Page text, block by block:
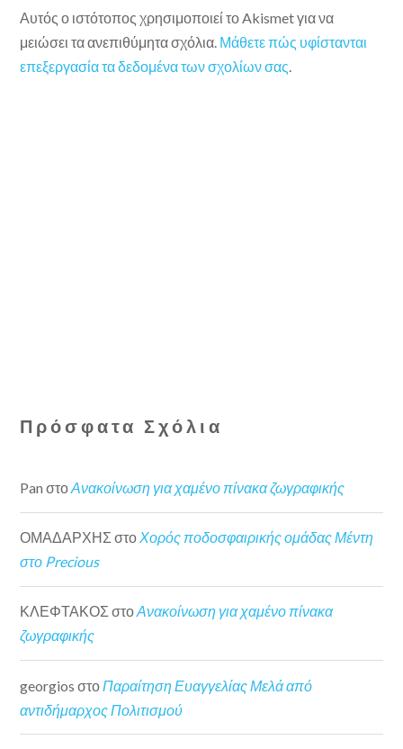
Αυτός ο ιστότοπος χρησιμοποιεί το Akismet για να
μειώσει τα ανεπιθύμητα σχόλια. Μάθετε πώς υφίστανται
επεξεργασία τα δεδομένα των σχολίων σας.
Πρόσφατα Σχόλια
Pan στοΑνακοίνωση για χαμένο πίνακα ζωγραφικής
ΟΜΑΔΑΡΧΗΣ στοΧορός ποδοσφαιρικής ομάδας Μέντη
στο Precious
ΚΛΕΦΤΑΚΟΣ στοΑνακοίνωση για χαμένο πίνακα
ζωγραφικής
georgios στο Παραίτηση Ευαγγελίας Μελά από
αντιδήμαρχος Πολιτισμού